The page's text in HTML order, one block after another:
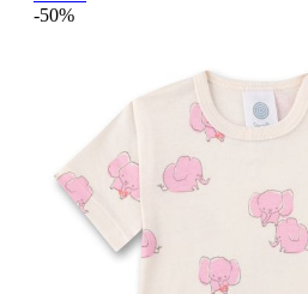
-50%